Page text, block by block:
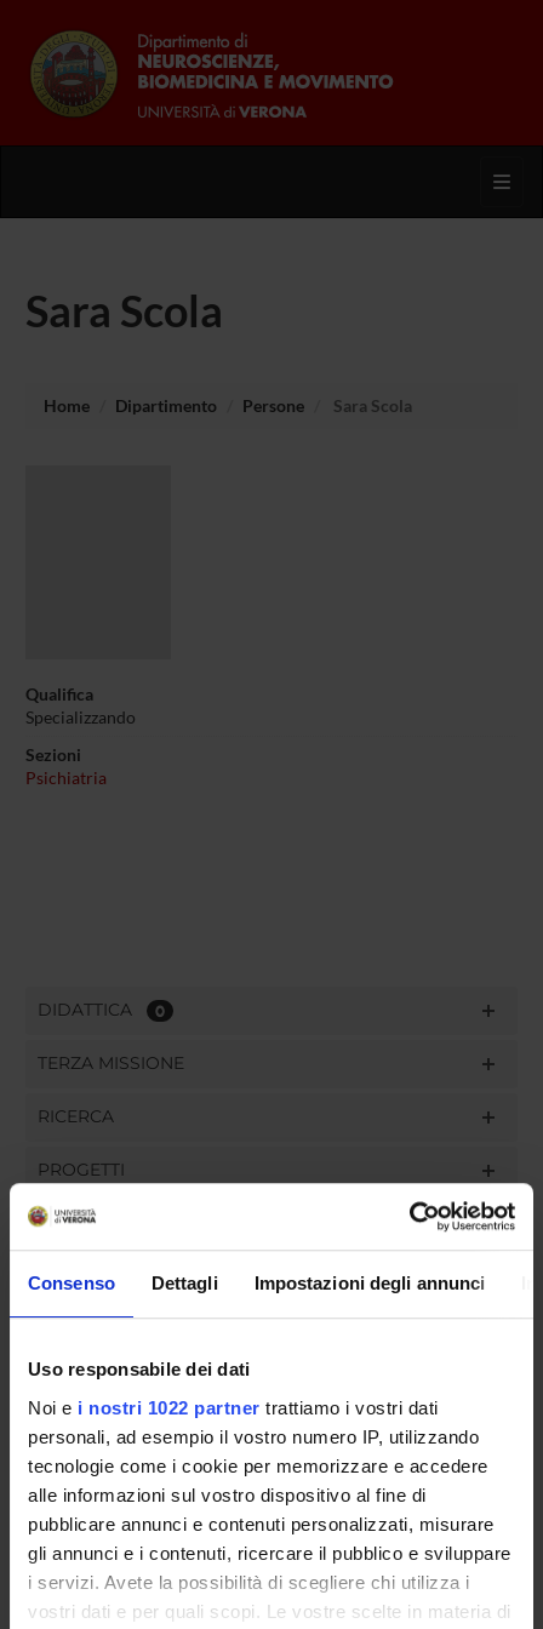
Consenso Dettagli Impostazioni degli annunci
Uso responsabile dei dati
Noi e i nostri 1022 partner trattiamo i vostri dati
personali, ad esempio il vostro numero IP, utilizzando
tecnologie come i cookie per memorizzare e accedere
alle informazioni sul vostro dispositivo al fine di
pubblicare annunci e contenuti personalizzati, misurare
gli annunci e i contenuti, ricercare il pubblico e sviluppare
i servizi. Avete la possibilità di scegliere chi utilizza i
vostri dati e per quali scopi. Le vostre scelte in materia di
Sara Scola
Home Dipartimento Persone Sara Scola
Qualifica
Specializzando
Sezioni
Psichiatria
DIDATTICA 0
TERZA MISSIONE
RICERCA
PROGETTI
INCARICHI
GOVERNANCE
COMMISSIONI
UFFICI E STRUTTURE DI SERVIZIO
SERVIZI DI SEGRETERIA STUDENTI